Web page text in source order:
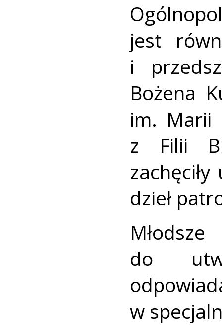
jest
i
Bożena
im. Marii
z Filii
dzieł
do
w